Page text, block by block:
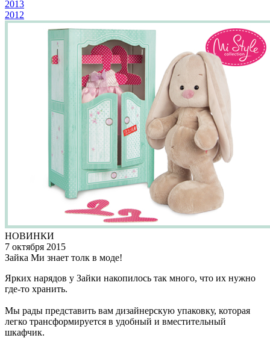
2013
2012
НОВИНКИ
7 октября 2015
Зайка Ми знает толк в моде!
Ярких нарядов у Зайки накопилось так много, что их нужно
где‑то хранить.
Мы рады представить вам дизайнерскую упаковку, которая
легко трансформируется в удобный и вместительный
шкафчик.